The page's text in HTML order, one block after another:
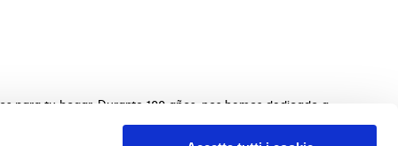
para tu hogar. Durante 100 años, nos hemos dedicado a
mesas, sillas, camas, sofás y complementos de